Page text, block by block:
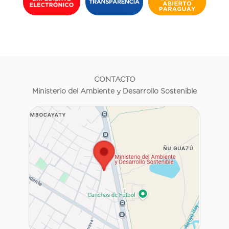
CONTACTO
Ministerio del Ambiente y Desarrollo Sostenible